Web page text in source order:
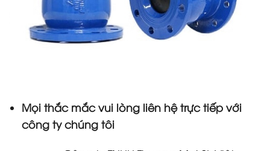
Mọi thắc mắc vui lòng liên hệ trực tiếp với
công ty chúng tôi